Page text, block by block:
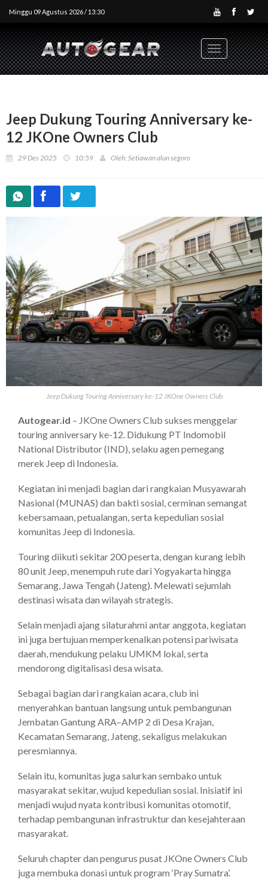
Minggu 09 Agustus 2026 / 13:30
Toggle
navigation
Jeep Dukung Touring Anniversary ke-
12 JKOne Owners Club
29 Des 2025 10:59 Oleh: Setiawan alun segoro
Jeep Dukung Touring Anniversary ke-12 JKOne Owners Club
Autogear.id – JKOne Owners Club sukses menggelar
touring anniversary ke-12. Didukung PT Indomobil
National Distributor (IND), selaku agen pemegang
merek Jeep di Indonesia.
Kegiatan ini menjadi bagian dari rangkaian Musyawarah
Nasional (MUNAS) dan bakti sosial, cerminan semangat
kebersamaan, petualangan, serta kepedulian sosial
komunitas Jeep di Indonesia.
Touring diikuti sekitar 200 peserta, dengan kurang lebih
80 unit Jeep, menempuh rute dari Yogyakarta hingga
Semarang, Jawa Tengah (Jateng). Melewati sejumlah
destinasi wisata dan wilayah strategis.
Selain menjadi ajang silaturahmi antar anggota, kegiatan
ini juga bertujuan memperkenalkan potensi pariwisata
daerah, mendukung pelaku UMKM lokal, serta
mendorong digitalisasi desa wisata.
Sebagai bagian dari rangkaian acara, club ini
menyerahkan bantuan langsung untuk pembangunan
Jembatan Gantung ARA–AMP 2 di Desa Krajan,
Kecamatan Semarang, Jateng, sekaligus melakukan
peresmiannya.
Selain itu, komunitas juga salurkan sembako untuk
masyarakat sekitar, wujud kepedulian sosial. Inisiatif ini
menjadi wujud nyata kontribusi komunitas otomotif,
terhadap pembangunan infrastruktur dan kesejahteraan
masyarakat.
Seluruh chapter dan pengurus pusat JKOne Owners Club
juga membuka donasi untuk program ‘Pray Sumatra’.